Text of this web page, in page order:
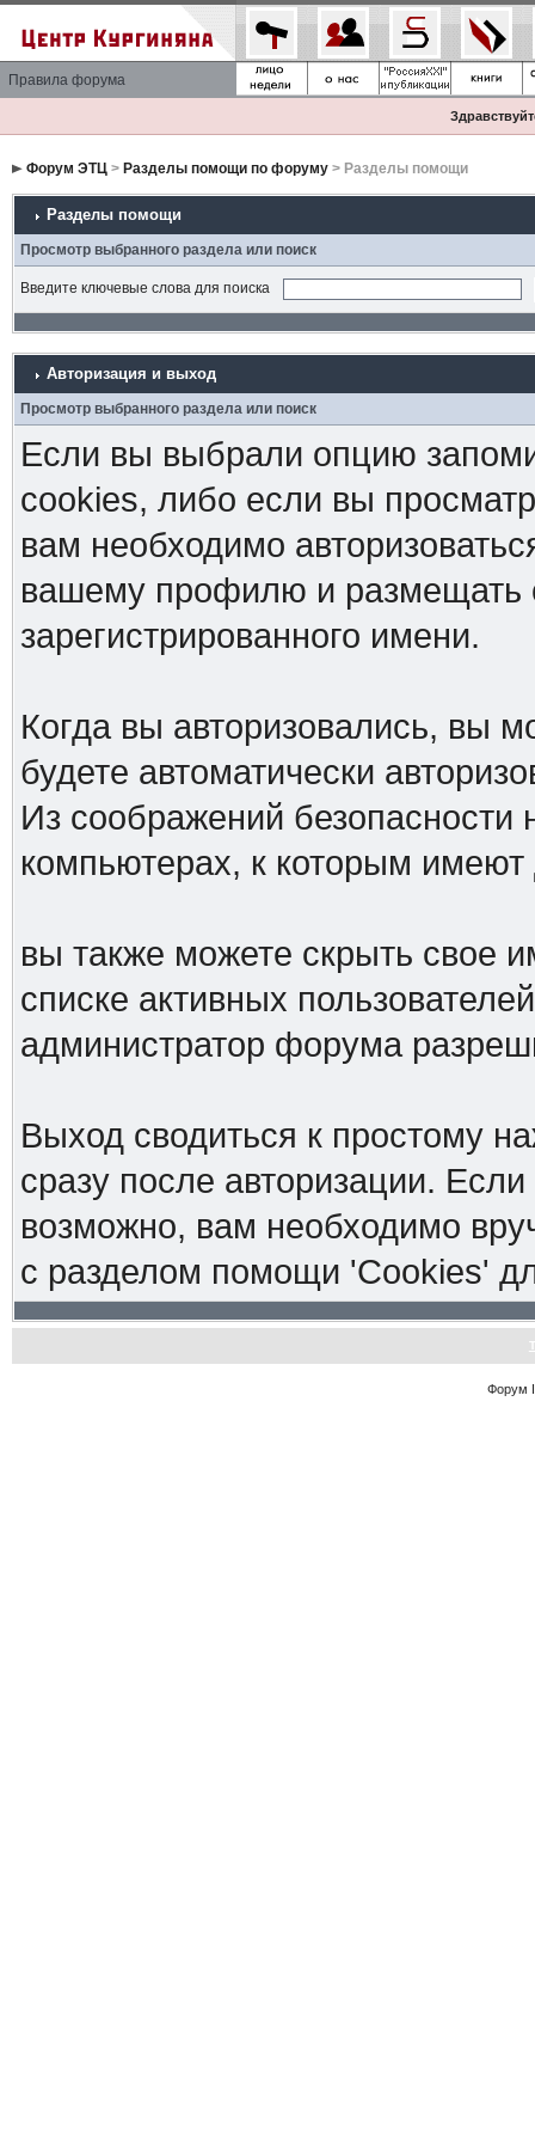
Правила форума
Форум ЭТЦ> Разделы помощи по форуму> Разделы помощи
Разделы помощи
Просмотр выбранного раздела или поиск
Введите ключевые слова для поиска
Авторизация и выход
Просмотр выбранного раздела или поиск
Если вы выбрали опцию
cookies, либо если вы
вам необходимо
вашему профилю и размещать
зарегистрированного имени.
Когда вы авторизовались, вы
будете автоматически
Из соображений
компьютерах, к которым имеют
вы также можете скрыть свое
списке активных
администратор форума
Выход сводиться к простому
сразу после авторизации.
возможно, вам необходимо
с разделом помощи 'Cookies'
Форум